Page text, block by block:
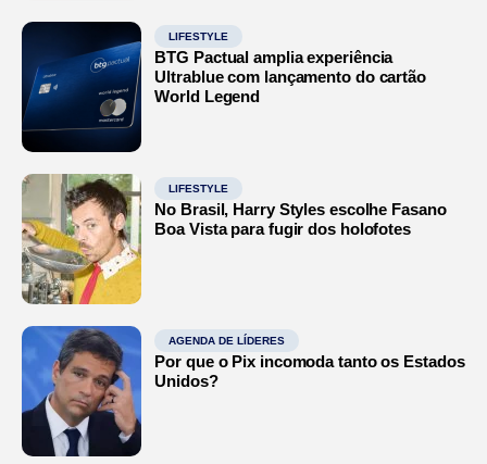
LIFESTYLE
BTG Pactual amplia experiência
Ultrablue com lançamento do cartão
World Legend
LIFESTYLE
No Brasil, Harry Styles escolhe Fasano
Boa Vista para fugir dos holofotes
AGENDA DE LÍDERES
Por que o Pix incomoda tanto os Estados
Unidos?